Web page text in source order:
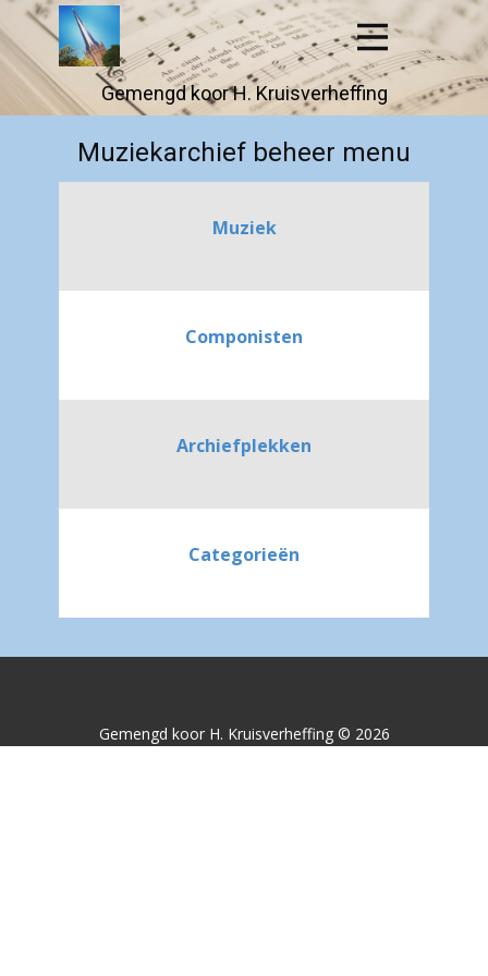
Gemengd koor H. Kruisver​​heffing
Muziekarchief beheer menu
Muziek
Componisten
Archiefplekken
Categorieën
Gemengd koor H. Kruisverheffing © 2026